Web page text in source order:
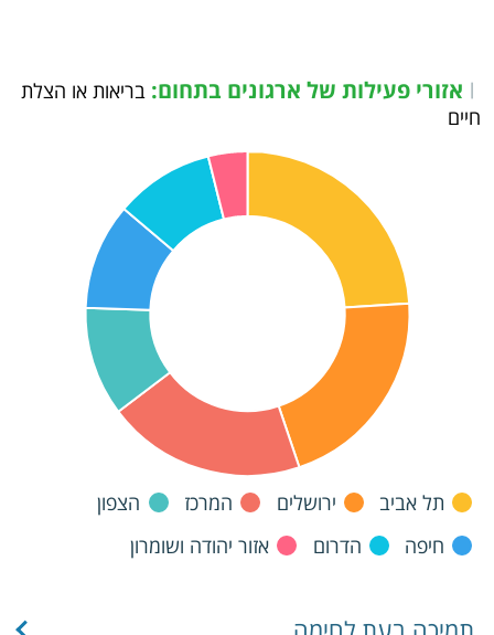
| אזורי פעילות של ארגונים בתחום:בריאות או הצלת
חיים
תל אביב ירושלים המרכז
הצפון
חיפה
הדרום אזור יהודה ושומרון